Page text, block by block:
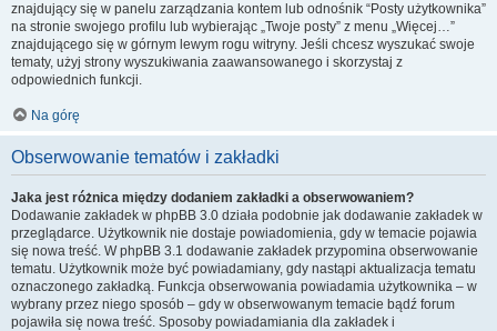
znajdujący się w panelu zarządzania kontem lub odnośnik “Posty użytkownika”
na stronie swojego profilu lub wybierając „Twoje posty” z menu „Więcej…”
znajdującego się w górnym lewym rogu witryny. Jeśli chcesz wyszukać swoje
tematy, użyj strony wyszukiwania zaawansowanego i skorzystaj z
odpowiednich funkcji.
Na górę
Obserwowanie tematów i zakładki
Jaka jest różnica między dodaniem zakładki a obserwowaniem?
Dodawanie zakładek w phpBB 3.0 działa podobnie jak dodawanie zakładek w
przeglądarce. Użytkownik nie dostaje powiadomienia, gdy w temacie pojawia
się nowa treść. W phpBB 3.1 dodawanie zakładek przypomina obserwowanie
tematu. Użytkownik może być powiadamiany, gdy nastąpi aktualizacja tematu
oznaczonego zakładką. Funkcja obserwowania powiadamia użytkownika – w
wybrany przez niego sposób – gdy w obserwowanym temacie bądź forum
pojawiła się nowa treść. Sposoby powiadamiania dla zakładek i